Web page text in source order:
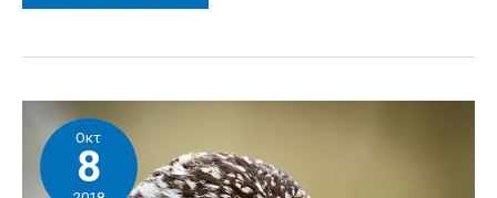
Οκτ
8
Η
προσοχή
(attention)